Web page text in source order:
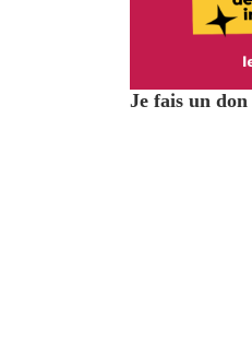
Je fais un don